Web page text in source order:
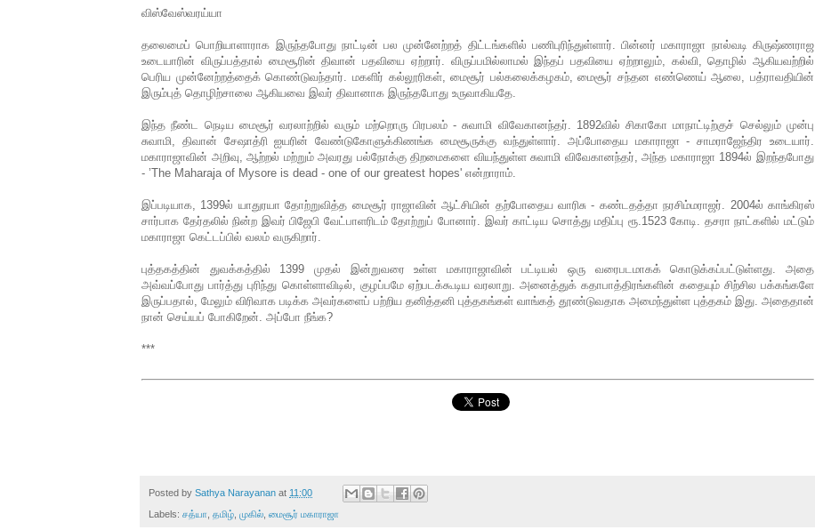
விஸ்வேஸ்வரய்யா
தலைமைப் பொறியாளாராக இருந்தபோது நாட்டின் பல முன்னேற்றத் திட்டங்களில் பணிபுரிந்துள்ளார். பின்னர் மகாராஜா நால்வடி கிருஷ்ணராஜ
உடையாரின் விருப்பத்தால் மைசூரின் திவான் பதவியை ஏற்றார். விருப்பமில்லாமல் இந்தப் பதவியை ஏற்றாலும், கல்வி, தொழில் ஆகியவற்றில்
பெரிய முன்னேற்றத்தைக் கொண்டுவந்தார். மகளிர் கல்லூரிகள், மைசூர் பல்கலைக்கழகம், மைசூர் சந்தன எண்ணெய் ஆலை, பத்ராவதியின்
இரும்புத் தொழிற்சாலை ஆகியவை இவர் திவானாக இருந்தபோது உருவாகியதே.
இந்த நீண்ட நெடிய மைசூர் வரலாற்றில் வரும் மற்றொரு பிரபலம் - சுவாமி விவேகானந்தர். 1892வில் சிகாகோ மாநாட்டிற்குச் செல்லும் முன்பு
சுவாமி, திவான் சேஷாத்ரி ஐயரின் வேண்டுகோளுக்கிணங்க மைசூருக்கு வந்துள்ளார். அப்போதைய மகாராஜா - சாமராஜேந்திர உடையார்.
மகாராஜாவின் அறிவு, ஆற்றல் மற்றும் அவரது பல்நோக்கு திறமைகளை வியந்துள்ள சுவாமி விவேகானந்தர், அந்த மகாராஜா 1894ல் இறந்தபோது
- ’The Maharaja of Mysore is dead - one of our greatest hopes' என்றாராம்.
இப்படியாக, 1399ல் யாதுரயா தோற்றுவித்த மைசூர் ராஜாவின் ஆட்சியின் தற்போதைய வாரிசு - கண்டதத்தா நரசிம்மராஜர். 2004ல் காங்கிரஸ்
சார்பாக தேர்தலில் நின்ற இவர் பிஜேபி வேட்பாளரிடம் தோற்றுப் போனார். இவர் காட்டிய சொத்து மதிப்பு ரூ.1523 கோடி. தசரா நாட்களில் மட்டும்
மகாராஜா கெட்டப்பில் வலம் வருகிறார்.
புத்தகத்தின் துவக்கத்தில் 1399 முதல் இன்றுவரை உள்ள மகாராஜாவின் பட்டியல் ஒரு வரைபடமாகக் கொடுக்கப்பட்டுள்ளது. அதை
அவ்வப்போது பார்த்து புரிந்து கொள்ளாவிடில், குழப்பமே ஏற்படக்கூடிய வரலாறு. அனைத்துக் கதாபாத்திரங்களின் கதையும் சிற்சில பக்கங்களே
இருப்பதால், மேலும் விரிவாக படிக்க அவர்களைப் பற்றிய தனித்தனி புத்தகங்கள் வாங்கத் தூண்டுவதாக அமைந்துள்ள புத்தகம் இது. அதைதான்
நான் செய்யப் போகிறேன். அப்போ நீங்க?
***
Posted by Sathya Narayanan at 11:00
Labels: சத்யா தமிழ் முகில் மைசூர் மகாராஜா